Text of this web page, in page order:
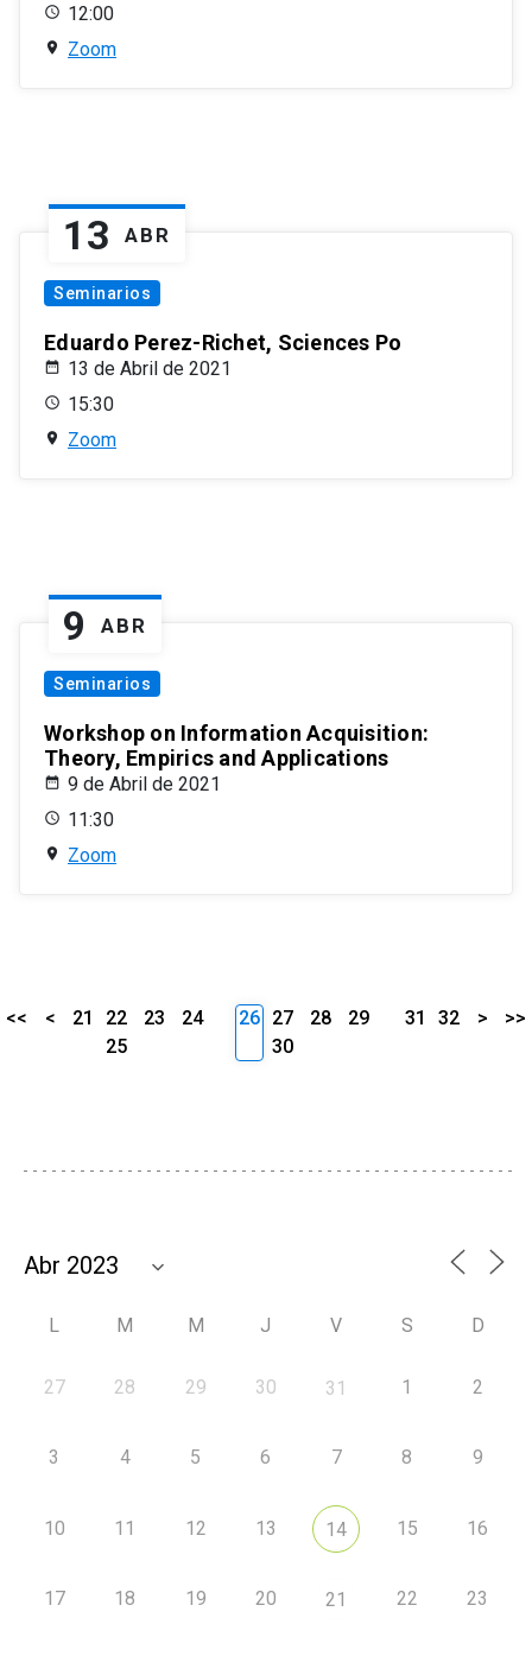
12:00
Zoom
13 ABR
Seminarios
Eduardo Perez-Richet, Sciences Po
13 de Abril de 2021
15:30
Zoom
9 ABR
Seminarios
Workshop on Information Acquisition:
Theory, Empirics and Applications
9 de Abril de 2021
11:30
Zoom
<< < 21 22 23
24
25
26 27 28
29
30
31 32 > >>
L M M J V S D
27 28 29 30 31 1 2
3 4 5 6 7 8 9
10 11 12 13 14 15 16
17 18 19 20 21 22 23